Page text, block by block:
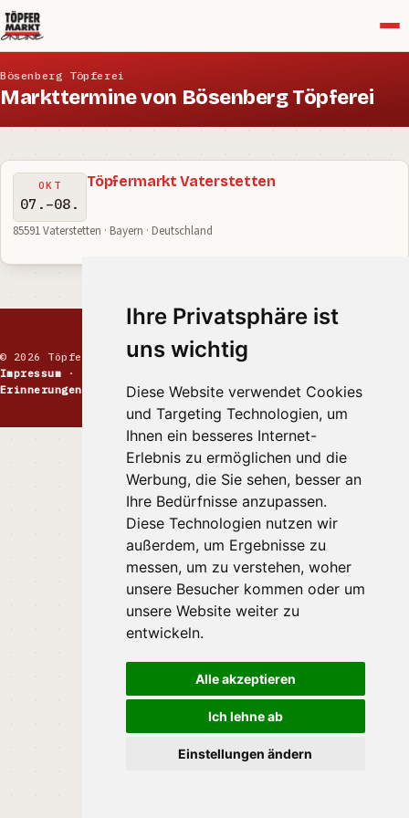
Ihre Privatsphäre ist
uns wichtig
Diese Website verwendet Cookies
und Targeting Technologien, um
Ihnen ein besseres Internet-
Erlebnis zu ermöglichen und die
Werbung, die Sie sehen, besser an
Ihre Bedürfnisse anzupassen.
Diese Technologien nutzen wir
außerdem, um Ergebnisse zu
messen, um zu verstehen, woher
unsere Besucher kommen oder um
unsere Website weiter zu
entwickeln.
Alle akzeptieren
Ich lehne ab
Einstellungen ändern
Bösenberg Töpferei
Markttermine von Bösenberg Töpferei
OKT
07.–08.
Töpfermarkt Vaterstetten
85591 Vaterstetten · Bayern · Deutschland
© 2026 Töpfermarkt · Handgemachte Keramik
Impressum ·
Erinnerungen